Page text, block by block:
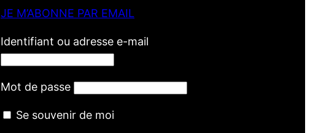
JE M’ABONNE PAR EMAIL
Identifiant ou adresse e-mail
Mot de passe
Se souvenir de moi